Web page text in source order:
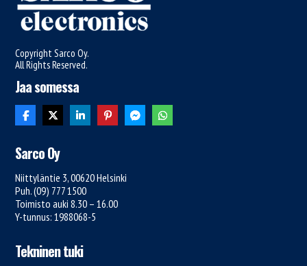
Copyright Sarco Oy.
All Rights Reserved.
Jaa somessa
Sarco Oy
Niittyläntie 3, 00620 Helsinki
Puh. (09) 777 1500
Toimisto auki 8.30 – 16.00
Y-tunnus: 1988068-5
Tekninen tuki